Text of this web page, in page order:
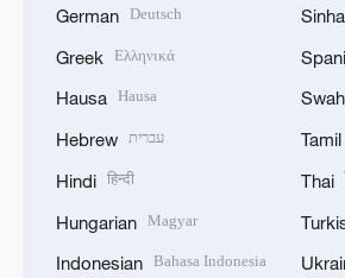
German Deutsch
Greek Ελληνικά
Hausa Hausa
Hebrew עברית
Hindi हिन्दी
Hungarian Magyar
Indonesian Bahasa Indonesia
Tamil
Thai